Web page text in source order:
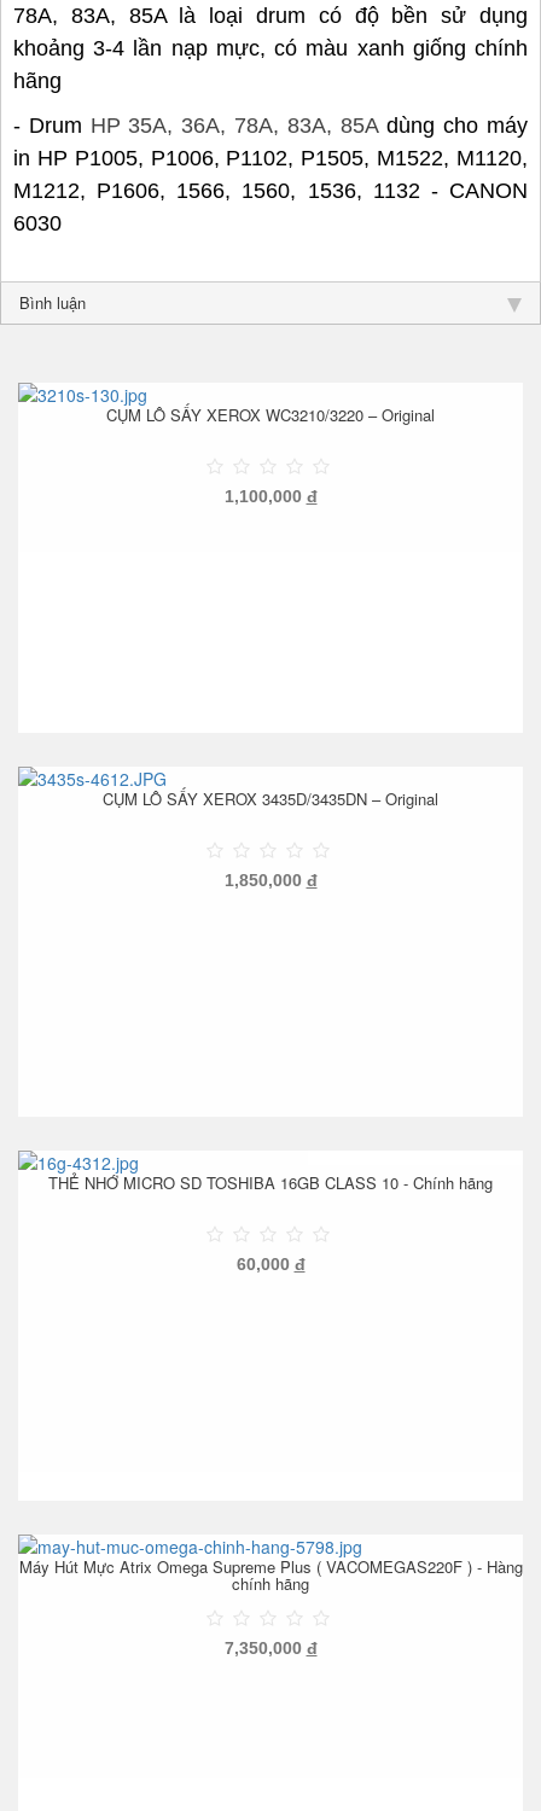
78A, 83A, 85A là loại drum có độ bền sử dụng
khoảng 3-4 lần nạp mực, có màu xanh giống chính
hãng
- Drum HP 35A, 36A, 78A, 83A, 85Adùng cho máy
in HP P1005, P1006, P1102, P1505, M1522, M1120,
M1212, P1606, 1566, 1560, 1536, 1132 - CANON
6030
Bình luận
CỤM LÔ SẤY XEROX WC3210/3220 – Original
1,100,000 đ
CỤM LÔ SẤY XEROX 3435D/3435DN – Original
1,850,000 đ
THẺ NHỚ MICRO SD TOSHIBA 16GB CLASS 10 - Chính hãng
60,000 đ
Máy Hút Mực Atrix Omega Supreme Plus ( VACOMEGAS220F ) - Hàng
chính hãng
7,350,000 đ